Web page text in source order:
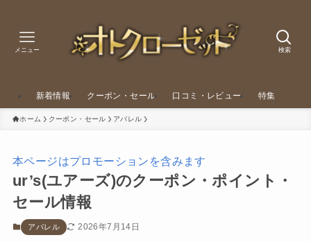
検索
メニュー
新着情報 クーポン・セール 口コミ・レビュー 特集
ホーム クーポン・セール アパレル
本ページはプロモーションを含みます
ur’s(ユアーズ)のクーポン・ポイント・
セール情報
アパレル 2026年7月14日